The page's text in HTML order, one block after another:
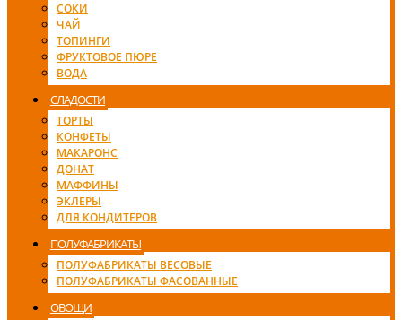
СОКИ
ЧАЙ
ТОПИНГИ
ФРУКТОВОЕ ПЮРЕ
ВОДА
СЛАДОСТИ
ТОРТЫ
КОНФЕТЫ
МАКАРОНС
ДОНАТ
МАФФИНЫ
ЭКЛЕРЫ
ДЛЯ КОНДИТЕРОВ
ПОЛУФАБРИКАТЫ
ПОЛУФАБРИКАТЫ ВЕСОВЫЕ
ПОЛУФАБРИКАТЫ ФАСОВАННЫЕ
ОВОЩИ